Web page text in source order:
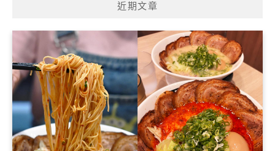
近期文章